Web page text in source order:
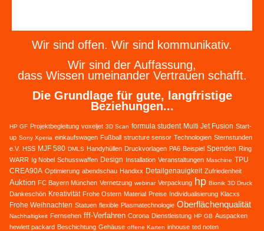
Wir sind offen. Wir sind kommunikativ.
Wir sind der Auffassung,
dass Wissen umeinander Vertrauen schafft.
Die Grundlage für gute, langfristige
Beziehungen...
HP GF Projektbegleitung voxeljet 3D Scan formula student Multi Jet Fusion Start-
up Sony Xperia einkaufswagen Fußball structure sensor Technologien Sternstunden
e.V. HSS MJF 580 DMLS Handyhüllen Druckvorlagen PA6 Beispiel Spenden Ring
WARR Ig Nobel Schusswaffen Design Installation Veranstaltungen Maschine TPU
CREA90A Optimierung abendschau Handixx Detailgenauigkeit Zufriedenheit
Auktion FC Bayern München Vernetzung webinar Verpackung hp Bionik 3D Druck
Dankeschön Kreativität Frohe Ostern Material Preise Individualisierung Klacxs
Frohe Weihnachten Statuen flexible Plasmatechnologie Oberflächenqualität
Nachhaltigkeit Fernsehen fff-Verfahren Corona Dienstleistung HP GB Auspacken
hewlett packard Beschichtung Gehäuse offene Karten inhouse ted noten